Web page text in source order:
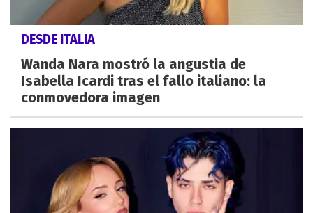
DESDE ITALIA
Wanda Nara mostró la angustia de
Isabella Icardi tras el fallo italiano: la
conmovedora imagen